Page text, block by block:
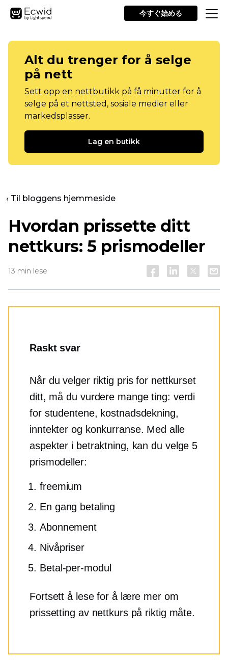
今すぐ始める
Alt du trenger for å selge
på nett
Sett opp en nettbutikk på få minutter for å
selge på et nettsted, sosiale medier eller
markedsplasser.
Lag en butikk
‹ Til bloggens hjemmeside
Hvordan prissette ditt
nettkurs: 5 prismodeller
13 min lese
Raskt svar
Når du velger riktig pris for nettkurset
ditt, må du vurdere mange ting: verdi
for studentene, kostnadsdekning,
inntekter og konkurranse. Med alle
aspekter i betraktning, kan du velge 5
prismodeller:
freemium
En gang betaling
Abonnement
Nivåpriser
Betal-per-modul
Fortsett å lese for å lære mer om
prissetting av nettkurs på riktig måte.